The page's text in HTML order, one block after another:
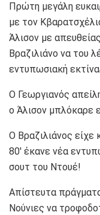
Πρώτη μεγάλη
με τον
Άλισον με
Βραζιλιάνο να του
εντυπωσιακή
Ο Γεωργιανός
ο Άλισον μπλόκαρε
Ο Βραζιλιάνος είχε
80′ έκανε νέα
σουτ του Ντουέ!
Απίστευτα
Νούνιες να